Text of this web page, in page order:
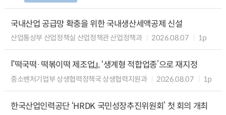
국내산업 공급망 확충을 위한 국내생산세액공제 신설
산업통상부 산업정책실 산업정책관 산업정책과 2026.08.07 1p
『떡국떡·떡볶이떡 제조업』, ‘생계형 적합업종’으로 재지정
중소벤처기업부 상생협력정책국 상생협력지원과 2026.08.07 1p
한국산업인력공단 ‘HRDK 국민성장추진위원회’ 첫 회의 개최